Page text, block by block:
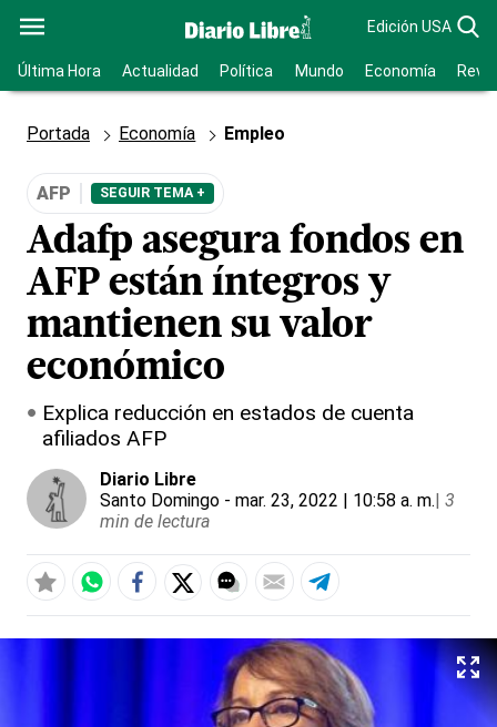
Edición USA
Última Hora Actualidad Política Mundo Economía
Portada Economía Empleo
AFP SEGUIR TEMA +
Adafp asegura fondos en
AFP están íntegros y
mantienen su valor
económico
Explica reducción en estados de cuenta
afiliados AFP
Diario Libre
Santo Domingo - mar. 23, 2022 | 10:58 a. m.| 3
min de lectura